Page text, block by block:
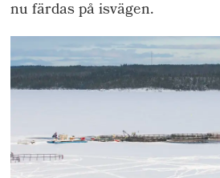
nu färdas på isvägen.